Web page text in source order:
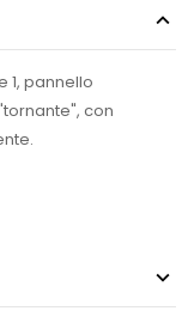
1, pannello
con